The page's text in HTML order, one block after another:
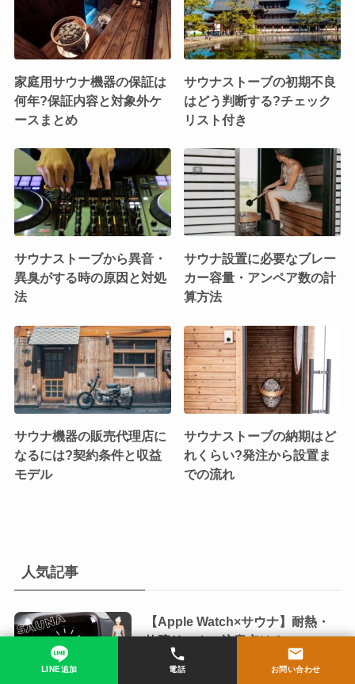
家庭用サウナ機器の保証は
何年?保証内容と対象外ケ
ースまとめ
サウナストーブの初期不良
はどう判断する?チェック
リスト付き
サウナストーブから異音・
異臭がする時の原因と対処
法
サウナ設置に必要なブレー
カー容量・アンペア数の計
算方法
サウナ機器の販売代理店に
なるには?契約条件と収益
モデル
サウナストーブの納期はど
れくらい?発注から設置ま
での流れ
人気記事
【Apple Watch×サウナ】耐熱・
故障リスク、注意点は？
2024年8月2日
LINE追加 電話 お問い合わせ